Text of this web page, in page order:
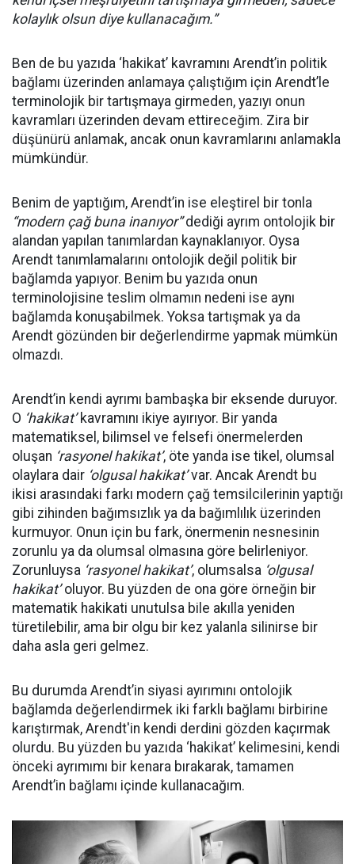
kolaylık olsun diye kullanacağım.”
Ben de bu yazıda ‘hakikat’ kavramını Arendt’in politik
bağlamı üzerinden anlamaya çalıştığım için Arendt’le
terminolojik bir tartışmaya girmeden, yazıyı onun
kavramları üzerinden devam ettireceğim. Zira bir
düşünürü anlamak, ancak onun kavramlarını anlamakla
mümkündür.
Benim de yaptığım, Arendt’in ise eleştirel bir tonla
“modern çağ buna inanıyor”dediği ayrım ontolojik bir
alandan yapılan tanımlardan kaynaklanıyor. Oysa
Arendt tanımlamalarını ontolojik değil politik bir
bağlamda yapıyor. Benim bu yazıda onun
terminolojisine teslim olmamın nedeni ise aynı
bağlamda konuşabilmek. Yoksa tartışmak ya da
Arendt gözünden bir değerlendirme yapmak mümkün
olmazdı.
Arendt’in kendi ayrımı bambaşka bir eksende duruyor.
O ‘hakikat’kavramını ikiye ayırıyor. Bir yanda
matematiksel, bilimsel ve felsefi önermelerden
oluşan ‘rasyonel hakikat’, öte yanda ise tikel, olumsal
olaylara dair ‘olgusal hakikat’var. Ancak Arendt bu
ikisi arasındaki farkı modern çağ temsilcilerinin yaptığı
gibi zihinden bağımsızlık ya da bağımlılık üzerinden
kurmuyor. Onun için bu fark, önermenin nesnesinin
zorunlu ya da olumsal olmasına göre belirleniyor.
Zorunluysa ‘rasyonel hakikat’, olumsalsa ‘olgusal
hakikat’oluyor. Bu yüzden de ona göre örneğin bir
matematik hakikati unutulsa bile akılla yeniden
türetilebilir, ama bir olgu bir kez yalanla silinirse bir
daha asla geri gelmez.
Bu durumda Arendt’in siyasi ayırımını ontolojik
bağlamda değerlendirmek iki farklı bağlamı birbirine
karıştırmak, Arendt'in kendi derdini gözden kaçırmak
olurdu. Bu yüzden bu yazıda ‘hakikat’ kelimesini, kendi
önceki ayrımımı bir kenara bırakarak, tamamen
Arendt’in bağlamı içinde kullanacağım.